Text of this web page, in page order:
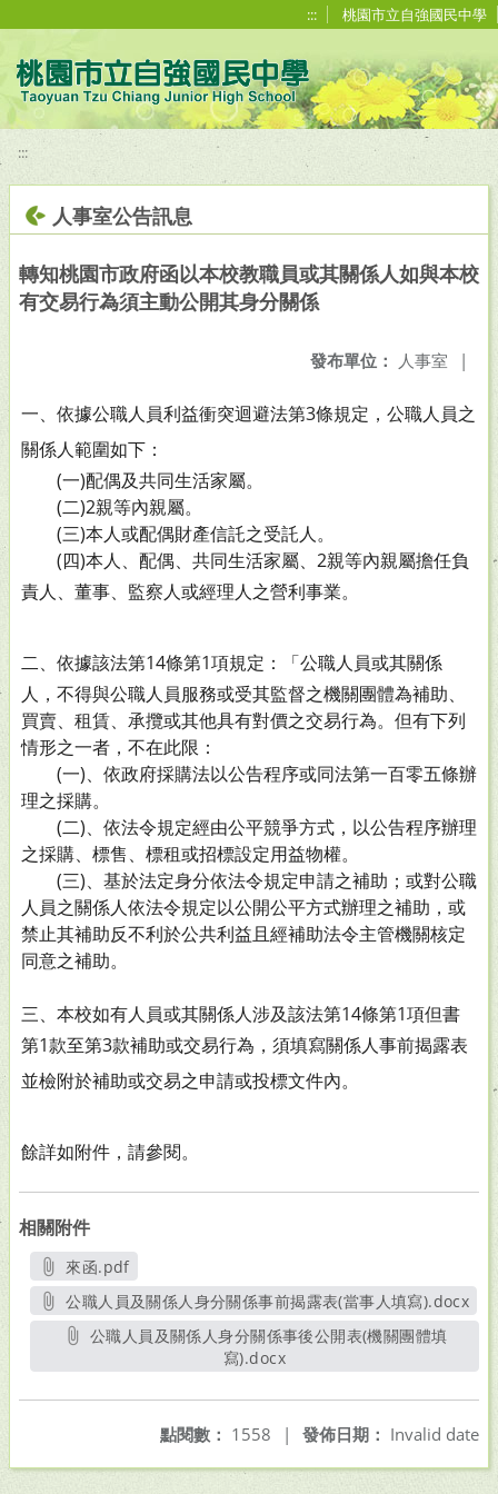
::: 桃園市立自強國民中學
:::
人事室公告訊息
轉知桃園市政府函以本校教職員或其關係人如與本校
有交易行為須主動公開其身分關係
發布單位： 人事室 |
一、依據公職人員利益衝突迴避法第3條規定，公職人員之
關係人範圍如下：
(一)配偶及共同生活家屬。
(二)2親等內親屬。
(三)本人或配偶財產信託之受託人。
(四)本人、配偶、共同生活家屬、2親等內親屬擔任負
責人、董事、監察人或經理人之營利事業。
二、依據該法第14條第1項規定：「公職人員或其關係
人，不得與公職人員服務或受其監督之機關團體為補助、
買賣、租賃、承攬或其他具有對價之交易行為。但有下列
情形之一者，不在此限：
(一)、依政府採購法以公告程序或同法第一百零五條辦
理之採購。
(二)、依法令規定經由公平競爭方式，以公告程序辦理
之採購、標售、標租或招標設定用益物權。
(三)、基於法定身分依法令規定申請之補助；或對公職
人員之關係人依法令規定以公開公平方式辦理之補助，或
禁止其補助反不利於公共利益且經補助法令主管機關核定
同意之補助。
三、本校如有人員或其關係人涉及該法第14條第1項但書
第1款至第3款補助或交易行為，須填寫關係人事前揭露表
並檢附於補助或交易之申請或投標文件內。
餘詳如附件，請參閱。
相關附件
來函.pdf
另開新視窗
公職人員及關係人身分關係事前揭露表(當事人填寫).docx
另開新視窗
公職人員及關係人身分關係事後公開表(機關團體填
寫).docx另開新視窗
發佈日期： Invalid date
點閱數： 1558 |